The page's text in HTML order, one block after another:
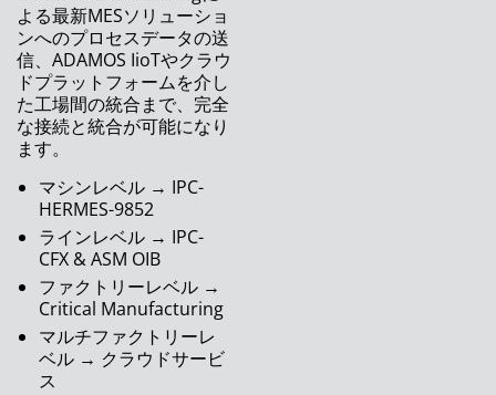
ASM 次世代ステンシルプリンター DEK TQ
ASM アッセンブリーシステムズは名誉ある賞
を受賞しました
示
アドバンストパッケージングに向けたプロセス
のトレーサビリティ
シンガポールのASMPTイノベーションセンタ
ーがバーチャルツアーを開設
インテリジェントなソフトウェアガイダンスと
よる最新MESソリューショ
ンへのプロセスデータの送
信、ADAMOS IioTやクラウ
ドプラットフォームを介し
た工場間の統合まで、完全
な接続と統合が可能になり
ます。
マシンレベル → IPC-
HERMES-9852
ラインレベル → IPC-
CFX & ASM OIB
ファクトリーレベル →
Critical Manufacturing
マルチファクトリーレ
ベル → クラウドサービ
ス